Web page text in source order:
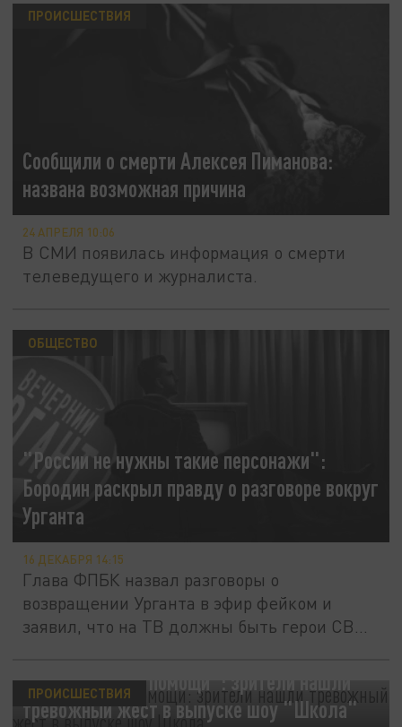
Сообщили о смерти Алексея Пиманова:
названа возможная причина
ПРОИСШЕСТВИЯ
24 АПРЕЛЯ 10:06
В СМИ появилась информация о смерти
телеведущего и журналиста.
"России не нужны такие персонажи":
Бородин раскрыл правду о разговоре вокруг
Урганта
ОБЩЕСТВО
16 ДЕКАБРЯ 14:15
Глава ФПБК назвал разговоры о
возвращении Урганта в эфир фейком и
заявил, что на ТВ должны быть герои СВО,
"Она просила о помощи": зрители нашли
тревожный жест в выпуске шоу "Школа"
ПРОИСШЕСТВИЯ